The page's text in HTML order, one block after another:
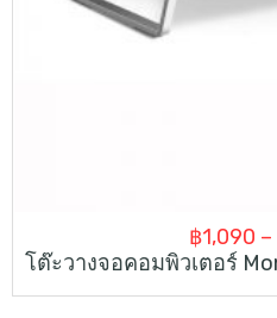
฿1,090 –